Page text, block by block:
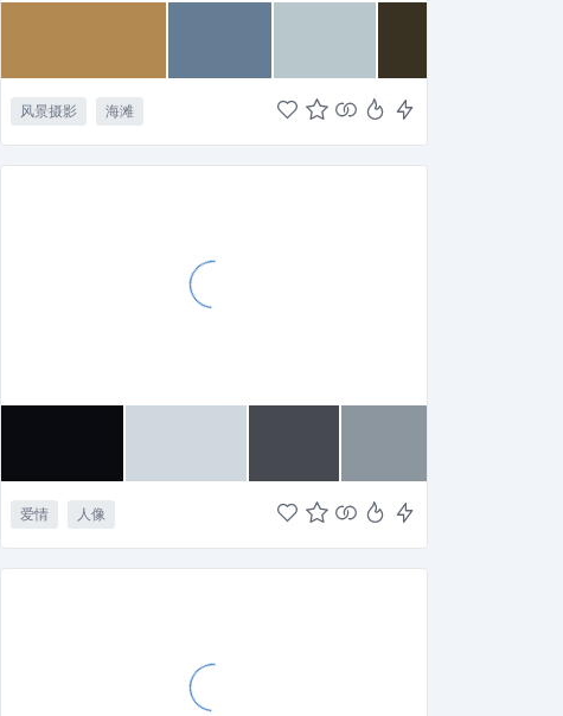
风景摄影 海滩
爱情 人像